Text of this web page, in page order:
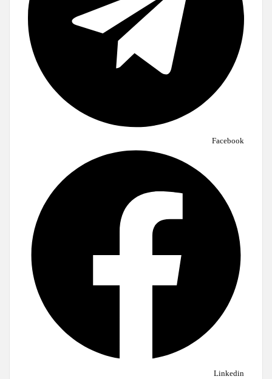
Facebook
Linkedin